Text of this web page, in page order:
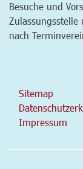
Besuche und
nach
Sitemap
Impressum